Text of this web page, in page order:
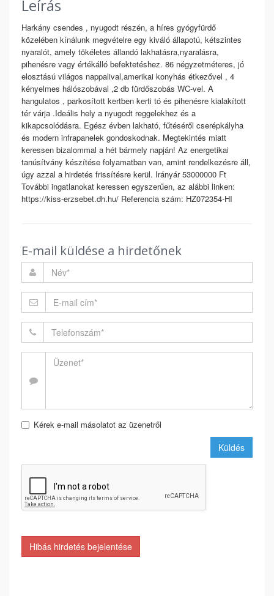
Leírás
Harkány csendes , nyugodt részén, a híres gyógyfürdő
közelében kínálunk megvételre egy kiváló állapotú, kétszintes
nyaralót, amely tökéletes állandó lakhatásra,nyaralásra,
pihenésre vagy értékálló befektetéshez. 86 négyzetméteres, jó
elosztású világos nappalival,amerikai konyhás étkezővel , 4
kényelmes hálószobával ,2 db fürdőszobás WC-vel. A
hangulatos , parkosított kertben kerti tó és pihenésre kialakított
tér várja .Ideális hely a nyugodt reggelekhez és a
kikapcsolódásra. Egész évben lakható, fűtéséről cserépkályha
és modern infrapanelek gondoskodnak. Megtekintés miatt
keressen bizalommal a hét bármely napján! Az energetikai
tanúsítvány készítése folyamatban van, amint rendelkezésre áll,
úgy azzal a hirdetés frissítésre kerül. Irányár 53000000 Ft
További ingatlanokat keressen egyszerűen, az alábbi linken:
https://kiss-erzsebet.dh.hu/ Referencia szám: HZ072354-HI
E-mail küldése a hirdetőnek
Kérek e-mail másolatot az üzenetről
Küldés
Hibás hirdetés bejelentése